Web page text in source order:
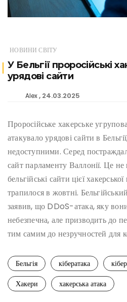
НОВИНИ СВІТУ
У Бельгії проросійські
урядові сайти
Alex 24.03.2025
Проросійське хакерське
атакувало урядові сайти в
недоступними. Серед
сайт парламенту Валлонії. Це
бельгійські сайти цієї
трапилося в жовтні.
заявив, що DDoS-атака, яку
небезпечна, але призводить до
тим самим до незручностей для
Бельгія кібератака
Хакери
хакерська атака